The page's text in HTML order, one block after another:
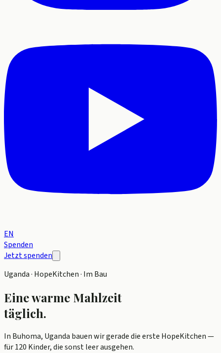
EN
Spenden
Jetzt spenden
Uganda · HopeKitchen · Im Bau
Eine warme Mahlzeit
täglich.
In Buhoma, Uganda bauen wir gerade die erste HopeKitchen —
für 120 Kinder, die sonst leer ausgehen.